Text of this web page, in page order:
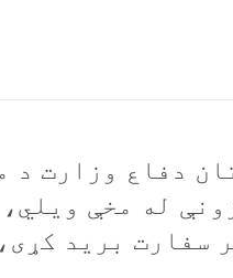
له مخې
سفارت برید